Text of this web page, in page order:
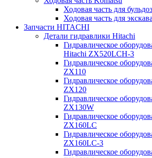
Ходовая часть для
Ходовая часть для
Запчасти HITACHI
Детали гидравлики Hitachi
Гидравлическое
Hitachi ZX520LCH-3
Гидравлическое
ZX110
Гидравлическое
ZX120
Гидравлическое
ZX130W
Гидравлическое
ZX160LC
Гидравлическое
ZX160LC-3
Гидравлическое